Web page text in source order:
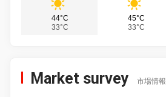
44°C
33°C
45°C
33°C
Market survey 市場情報